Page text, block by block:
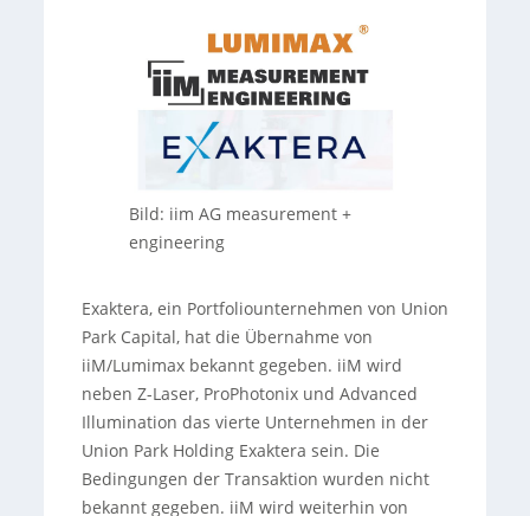
Bild: iim AG measurement +
engineering
Exaktera, ein Portfoliounternehmen von Union
Park Capital, hat die Übernahme von
iiM/Lumimax bekannt gegeben. iiM wird
neben Z-Laser, ProPhotonix und Advanced
Illumination das vierte Unternehmen in der
Union Park Holding Exaktera sein. Die
Bedingungen der Transaktion wurden nicht
bekannt gegeben. iiM wird weiterhin von